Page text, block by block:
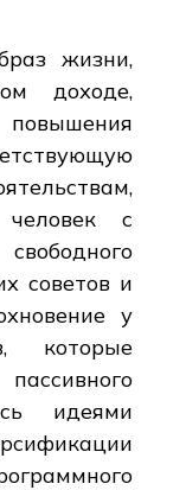
жизни,
доходе,
с
советов и
у
которые
идеями